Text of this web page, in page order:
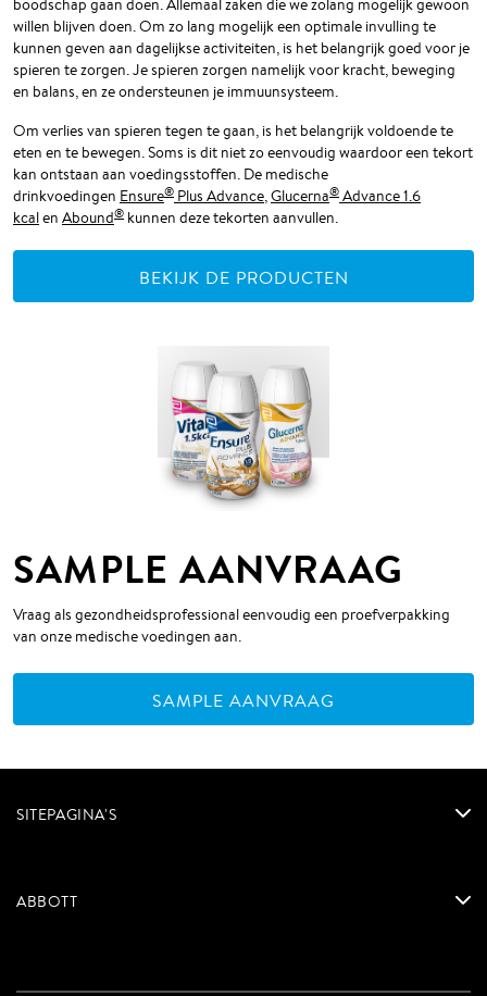
boodschap gaan doen. Allemaal zaken die we zolang mogelijk gewoon
willen blijven doen. Om zo lang mogelijk een optimale invulling te
kunnen geven aan dagelijkse activiteiten, is het belangrijk goed voor je
spieren te zorgen. Je spieren zorgen namelijk voor kracht, beweging
en balans, en ze ondersteunen je immuunsysteem.
Om verlies van spieren tegen te gaan, is het belangrijk voldoende te
eten en te bewegen. Soms is dit niet zo eenvoudig waardoor een tekort
kan ontstaan aan voedingsstoffen. De medische
drinkvoedingen Ensure® Plus Advance,Glucerna® Advance 1.6
kcalen Abound® kunnen deze tekorten aanvullen.
BEKIJK DE PRODUCTEN
SAMPLE AANVRAAG
Vraag als gezondheidsprofessional eenvoudig een proefverpakking
van onze medische voedingen aan.
SAMPLE AANVRAAG
SITEPAGINA'S
ABBOTT